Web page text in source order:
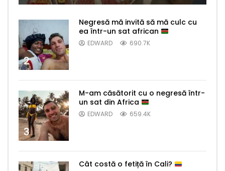
2
Negresă mă invită să mă culc cu
ea într-un sat african
EDWARD 690.7K
3
M-am căsătorit cu o negresă într-
un sat din Africa
EDWARD 659.4K
Cât costă o fetiță în Cali?